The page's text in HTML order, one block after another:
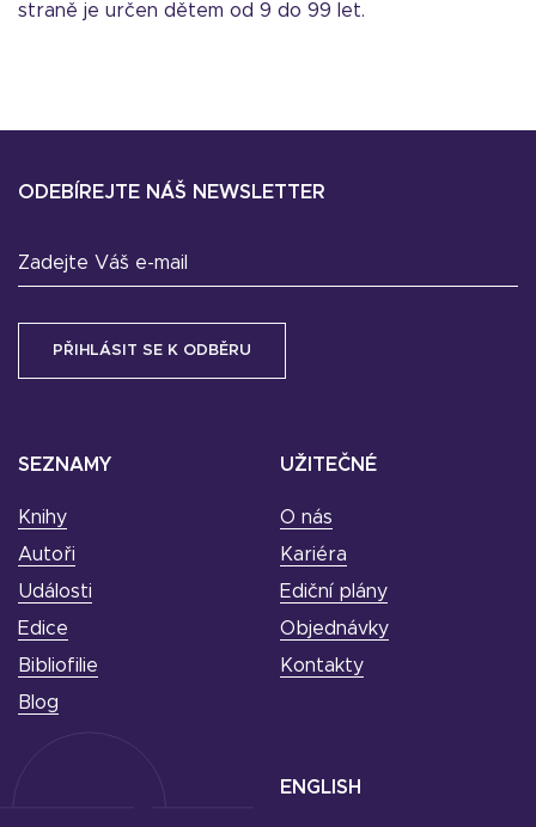
straně je určen dětem od 9 do 99 let.
SEZNAMY
Knihy
Autoři
Události
Edice
Bibliofilie
Blog
UŽITEČNÉ
O nás
Kariéra
Ediční plány
Objednávky
Kontakty
ODEBÍREJTE NÁŠ NEWSLETTER
Zadejte Váš e-mail
ENGLISH